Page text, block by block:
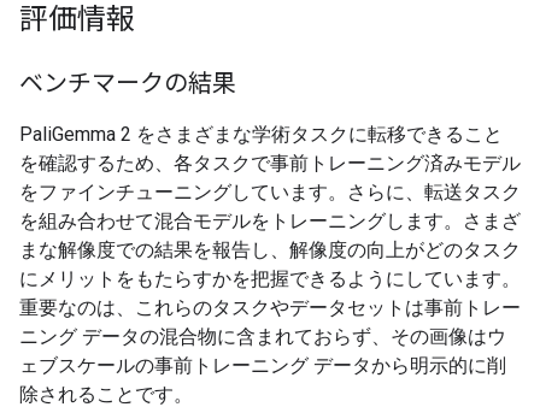
評価情報
ベンチマークの結果
PaliGemma 2 をさまざまな学術タスクに転移できること
を確認するため、各タスクで事前トレーニング済みモデル
をファインチューニングしています。さらに、転送タスク
を組み合わせて混合モデルをトレーニングします。さまざ
まな解像度での結果を報告し、解像度の向上がどのタスク
にメリットをもたらすかを把握できるようにしています。
重要なのは、これらのタスクやデータセットは事前トレー
ニング データの混合物に含まれておらず、その画像はウ
ェブスケールの事前トレーニング データから明示的に削
除されることです。